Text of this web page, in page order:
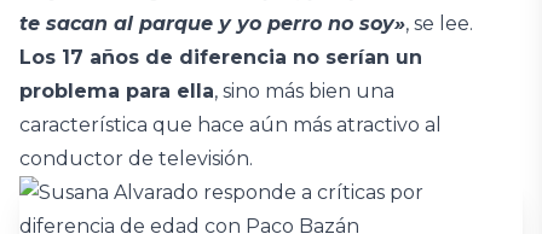
te sacan al parque y yo perro no soy», se lee.
Los 17 años de diferencia no serían un
problema para ella, sino más bien una
característica que hace aún más atractivo al
conductor de televisión.